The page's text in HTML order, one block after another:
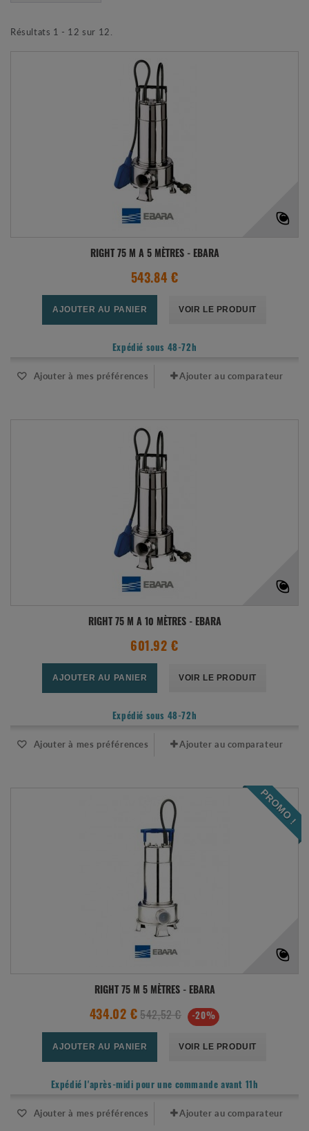
Résultats 1 - 12 sur 12.
RIGHT 75 M A 5 MÈTRES - EBARA
543.84 €
AJOUTER AU PANIER VOIR LE PRODUIT
Expédié sous 48-72h
Ajouter à mes préférences Ajouter au comparateur
RIGHT 75 M A 10 MÈTRES - EBARA
601.92 €
AJOUTER AU PANIER VOIR LE PRODUIT
Expédié sous 48-72h
Ajouter à mes préférences Ajouter au comparateur
PROMO !
RIGHT 75 M 5 MÈTRES - EBARA
434.02 € 542,52 € -20%
AJOUTER AU PANIER VOIR LE PRODUIT
Expédié l'après-midi pour une commande avant 11h
Ajouter à mes préférences Ajouter au comparateur